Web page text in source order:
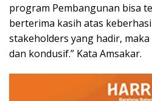
program Pembangunan bisa
berterima kasih atas
stakeholders yang hadir,
dan kondusif.” Kata Amsakar.